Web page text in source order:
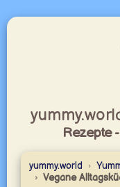
Rezepte
yummy.world
Vegane